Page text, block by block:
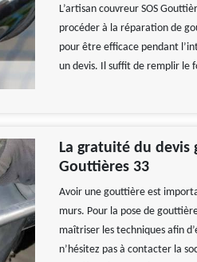
L’artisan couvreur SOS
procéder à la réparation de
pour être efficace pendant
un devis. Il suffit de remplir le
La gratuité du devis
Gouttières 33
Avoir une gouttière est
murs. Pour la pose de
maîtriser les techniques afin
n’hésitez pas à contacter la